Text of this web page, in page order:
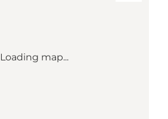
Loading map...